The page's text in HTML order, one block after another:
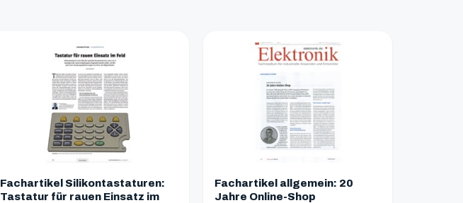
Fachartikel Silikontastaturen:
Tastatur für rauen Einsatz im
Fachartikel allgemein: 20
Jahre Online-Shop